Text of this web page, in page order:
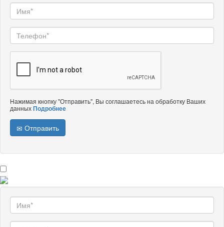
Нажимая кнопку "Отправить", Вы соглашаетесь на обработку Ваших
данныхПодробнее
Отправить